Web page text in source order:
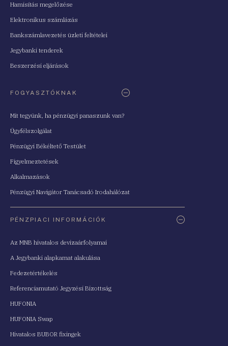
Hamisítás megelőzése
Elektronikus számlázás
Bankszámlavezetés üzleti feltételei
Jegybanki tenderek
Beszerzési eljárások
FOGYASZTÓKNAK
Mit tegyünk, ha pénzügyi panaszunk van?
Ügyfélszolgálat
Pénzügyi Békéltető Testület
Figyelmeztetések
Alkalmazások
Pénzügyi Navigátor Tanácsadó Irodahálózat
PÉNZPIACI INFORMÁCIÓK
Az MNB hivatalos devizaárfolyamai
A Jegybanki alapkamat alakulása
Fedezetértékelés
Referenciamutató Jegyzési Bizottság
HUFONIA
HUFONIA Swap
Hivatalos BUBOR fixingek